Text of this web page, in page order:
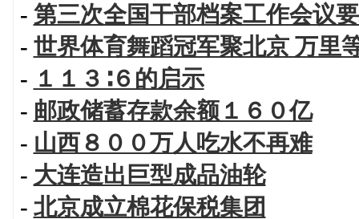
- 第三次全国干部档案工作会议
- 世界体育舞蹈冠军聚北京 万里
- １１３∶６的启示
- 邮政储蓄存款余额１６０亿
- 山西８００万人吃水不再难
- 大连造出巨型成品油轮
- 北京成立棉花保税集团